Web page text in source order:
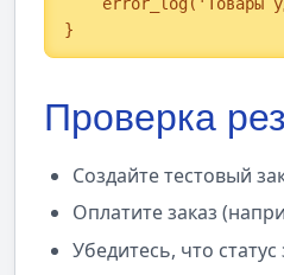
}
Проверка
Создайте тестовый
Оплатите заказ
Убедитесь, что